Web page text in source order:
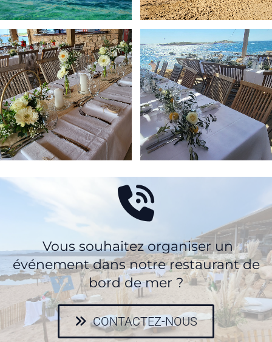
Vous souhaitez organiser un
événement dans notre restaurant de
bord de mer ?
CONTACTEZ-NOUS